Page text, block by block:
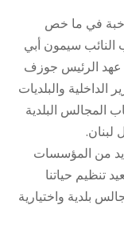
في ما خص
النائب سيمون أبي
عهد الرئيس جوزف
والبلديات
المجالس البلدية
من المؤسسات
تنظيم حياتنا
بلدية واختيارية